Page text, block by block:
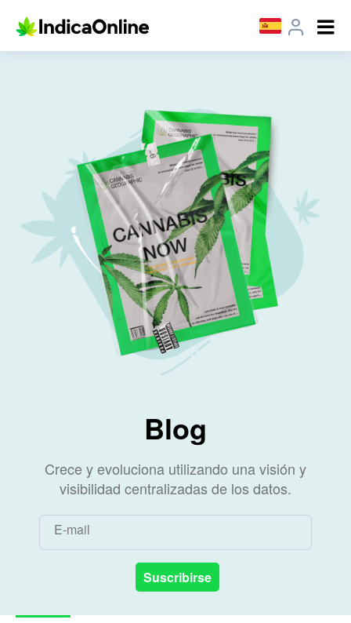
Blog
Crece y evoluciona utilizando una visión y
visibilidad centralizadas de los datos.
E-mail